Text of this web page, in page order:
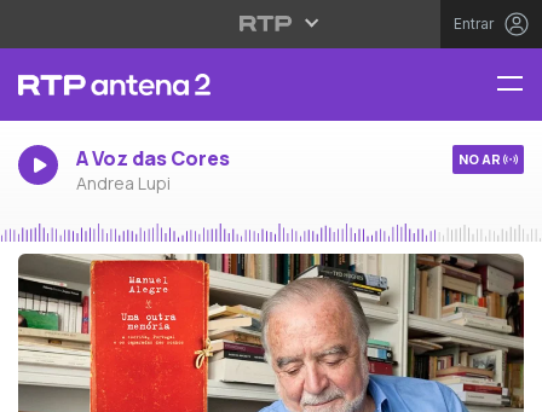
Entrar
A Voz das Cores
Andrea Lupi
NO AR